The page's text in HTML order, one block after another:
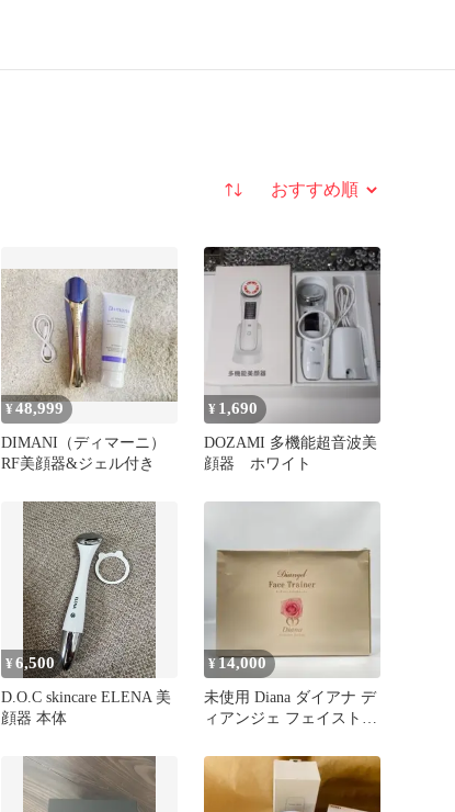
並び替え
¥48,999
DIMANI（ディマーニ）
RF美顔器&ジェル付き
¥ 1,690
DOZAMI 多機能超音波美
顔器 ホワイト
¥6,500
D.O.C skincare ELENA 美
顔器 本体
¥14,000
未使用 Diana ダイアナ デ
ィアンジェ フェイストレ